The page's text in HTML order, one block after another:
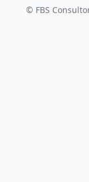
© FBS